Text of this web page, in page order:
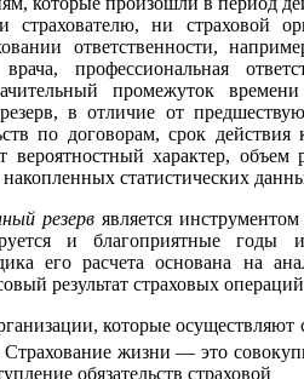
страхователю, ни страховой
ответственности,
профессиональная
промежуток
в отличие от
по договорам, срок
вероятностный характер, объем
статистических
резерв является
и благоприятные годы
его расчета основана на
результат страховых
которые
Страхование жизни — это
обязательств страховой